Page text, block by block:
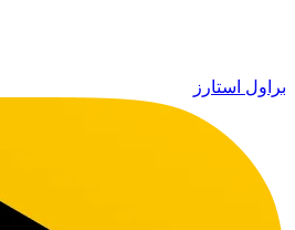
براول استارز